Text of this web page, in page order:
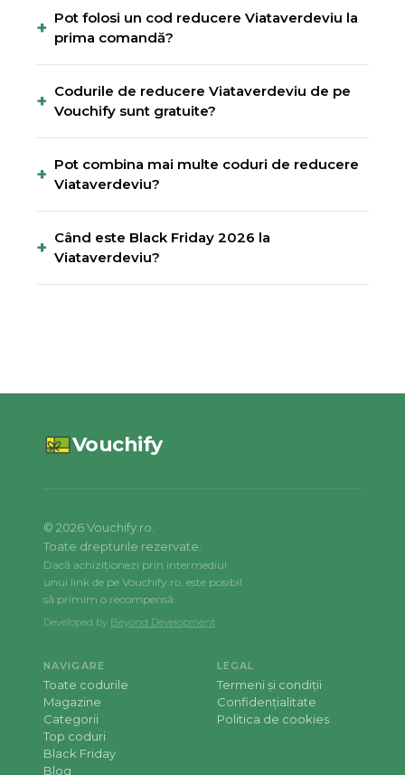
+ Pot folosi un cod reducere Viataverdeviu la
prima comandă?
+ Codurile de reducere Viataverdeviu de pe
Vouchify sunt gratuite?
+ Pot combina mai multe coduri de reducere
Viataverdeviu?
+ Când este Black Friday 2026 la
Viataverdeviu?
Vouchify
© 2026Vouchify.ro.
Toate drepturile rezervate.
Dacă achiziționezi prin intermediul
unui link de pe Vouchify.ro, este posibil
să primim o recompensă.
Developed by Beyond Development
NAVIGARE
Toate codurile
Magazine
Categorii
Top coduri
Black Friday
Blog
LEGAL
Termeni și condiții
Confidențialitate
Politica de cookies